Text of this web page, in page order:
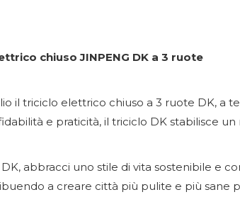
chiuso JINPENG DK a 3 ruote
il triciclo elettrico chiuso a 3 ruote DK, a
e praticità, il triciclo DK stabilisce
abbracci uno stile di vita sostenibile e
a creare città più pulite e più sane